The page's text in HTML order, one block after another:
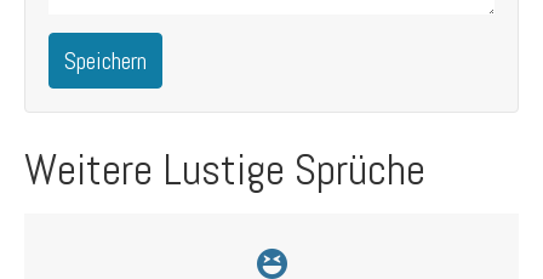
Speichern
Weitere Lustige Sprüche